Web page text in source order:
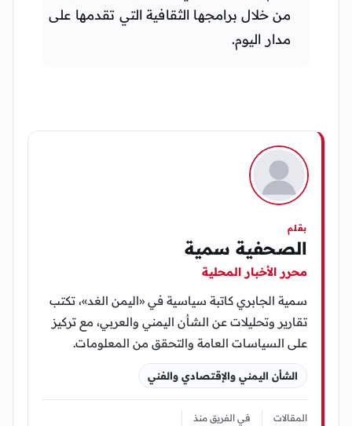
من خلال برامجها الثقافية التي تقدمها على
مدار اليوم.
بقلم
الصحفية سمية
محرر الأخبار المحلية
سمية الجابري كاتبة سياسية في «اليمن الغد»، تكتب
تقارير وتحليلات عن الشأن اليمني والعربي، مع تركيز
على السياسات العامة والتحقق من المعلومات.
الشأن اليمني والإقتصادي والفني
المقالات في الفريق منذ